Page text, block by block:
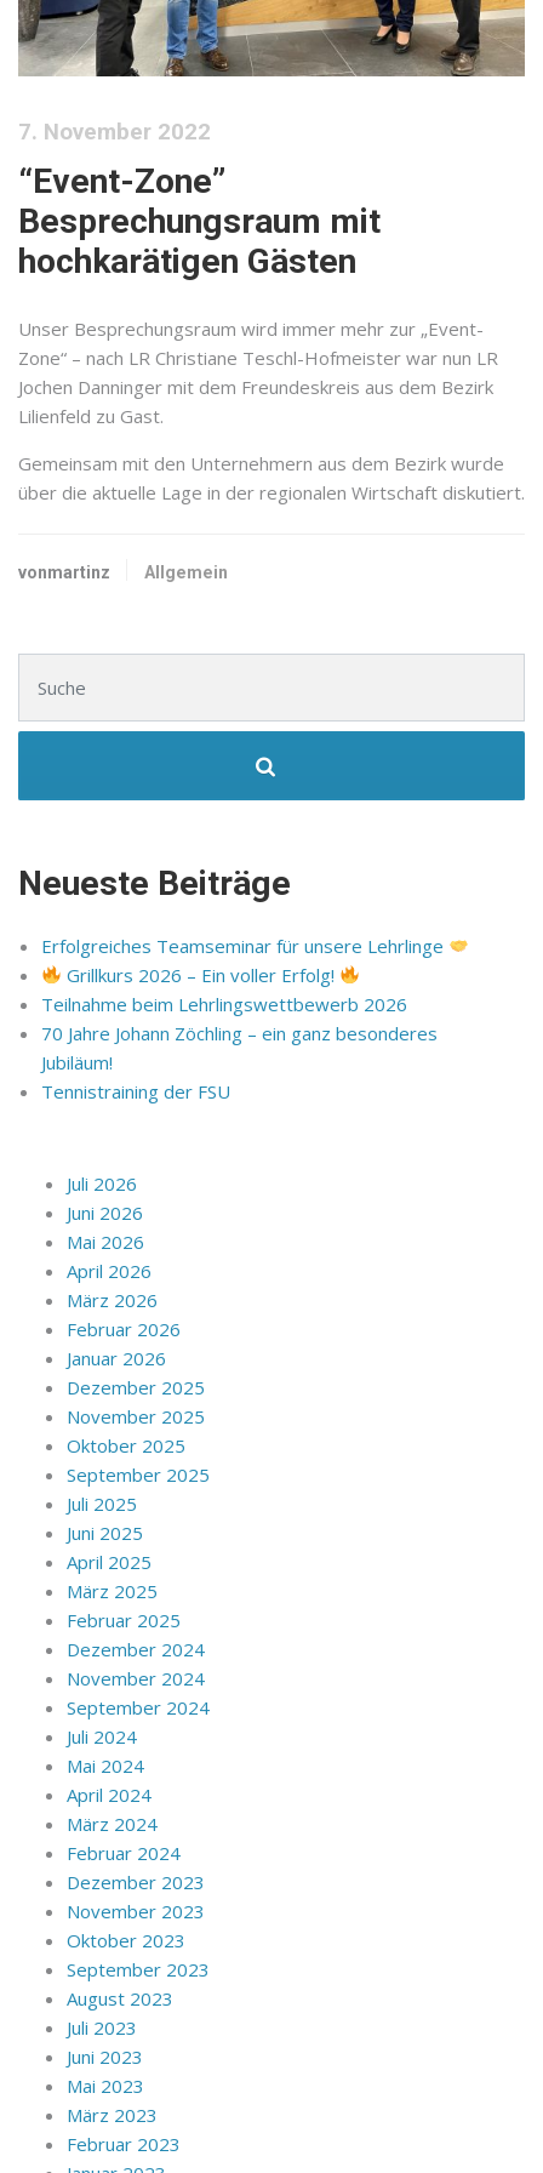
7. November 2022
“Event-Zone”
Besprechungsraum mit
hochkarätigen Gästen
Unser Besprechungsraum wird immer mehr zur „Event-
Zone“ – nach LR Christiane Teschl-Hofmeister war nun LR
Jochen Danninger mit dem Freundeskreis aus dem Bezirk
Lilienfeld zu Gast.
Gemeinsam mit den Unternehmern aus dem Bezirk wurde
über die aktuelle Lage in der regionalen Wirtschaft diskutiert.
vonmartinz Allgemein
Neueste Beiträge
Erfolgreiches Teamseminar für unsere Lehrlinge
Grillkurs 2026 – Ein voller Erfolg!
Teilnahme beim Lehrlingswettbewerb 2026
70 Jahre Johann Zöchling – ein ganz besonderes
Jubiläum!
Tennistraining der FSU
Juli 2026
Juni 2026
Mai 2026
April 2026
März 2026
Februar 2026
Januar 2026
Dezember 2025
November 2025
Oktober 2025
September 2025
Juli 2025
Juni 2025
April 2025
März 2025
Februar 2025
Dezember 2024
November 2024
September 2024
Juli 2024
Mai 2024
April 2024
März 2024
Februar 2024
Dezember 2023
November 2023
Oktober 2023
September 2023
August 2023
Juli 2023
Juni 2023
Mai 2023
März 2023
Februar 2023